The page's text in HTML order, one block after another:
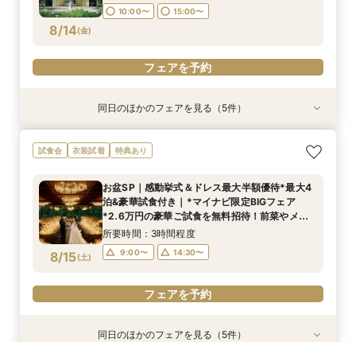
8/14(金)
10:00〜 15:00〜
フェアを予約
衣装試着 特典あり
8/14(金)
トレンド花嫁注目◎和装も映える上質ホテル2泊
付&3万円試食
10:00〜 15:00〜
フェアを予約
衣装試着 特典あり
8/14(金)
おもてなし重視｜1ミシュランキー★選出×ホテル
コース2万円体験
10:00〜 15:00〜
フェアを予約
衣装試着 特典あり
8/14(金)
2軒目以降見学なら*日程＆見積りクイック相談
挙式体験・試食付
10:00〜 15:00〜
フェアを予約
衣装試着 特典あり
8/14(金)
即決なし*何も決まって無くてOK!ホテルで貸切
W体験＆豪華試食
10:00〜 15:00〜
フェアを予約
衣装試着 特典あり
8/14(金)
【1件目見学】緑一面！貸切W体験上質ホテル安
心見学&3万円試食
10:00〜 15:00〜
フェアを予約
同日のほかのフェアを見る（5件）
試食会 衣装試着 特典あり
8/15(土)
お盆SP｜感動挙式＆ドレス最大半額優待*最大4
泊&豪華試食付き｜*マイナビ限定BIGフェア
*2.6万円の豪華ご試食を無料招待！前菜やメイ
ン、アフタヌーンティーまで充実のご試食内容
は、満席必至！
所要時間：3時間程度
9:00〜 14:30〜
フェアを予約
衣装試着 特典あり
衣装試着 特典あり
衣装試着 特典あり
衣装試着 特典あり
衣装試着 特典あり
同日のほかのフェアを見る（5件）